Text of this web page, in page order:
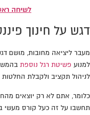
לשיחה
דגש על חינוך
מעבר ליציאה מחובות, מושם
למנוע פשיטת רגל נוספת
לניהול תקציב ולקבלת החלטות
כלומר, אתם לא רק יוצאים
תחשבו על זה כעל קורס מעשי